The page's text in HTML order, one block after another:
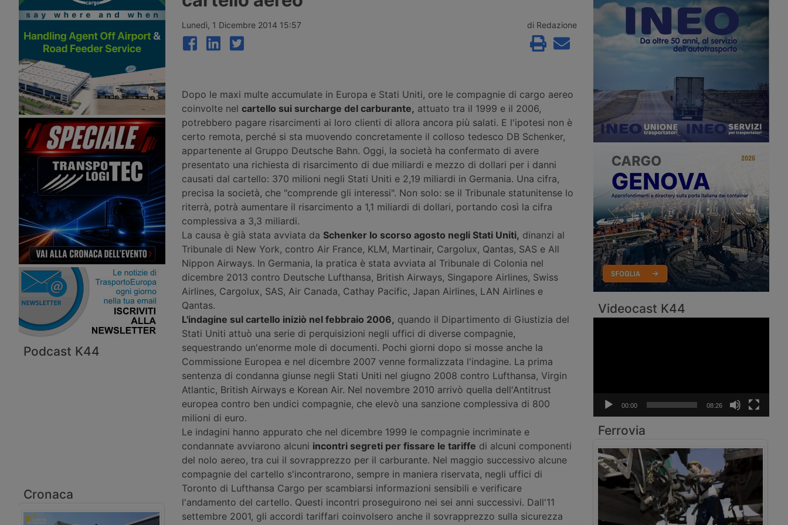
secondo mese consecutivo. Secondo
Xeneta il mercato affronta una
seconda metà del 2026 più debole,
con pochi segnali di stagione di
punta.
subito dopo ha urtato un oggetto
non identificato ed è atterrato
danneggiato ad Hannover. La polizia
indaga per sabotaggio.
crescita dei vettori mediorientali,
Nord e frenato dal fenomeno
dell’aviocamionato verso i grandi hub
del Nord Europa. La strategia punta
su digitalizzazione doganale,
cargocity e intermodalità ferroviaria.
Podcast K44
Cronaca
Lunedì, 1 Dicembre 2014 15:57 di Redazione
Dopo le maxi multe accumulate in Europa e Stati Uniti, ore le compagnie di cargo aereo
coinvolte nel cartello sui surcharge del carburante, attuato tra il 1999 e il 2006,
potrebbero pagare risarcimenti ai loro clienti di allora ancora più salati. E l'ipotesi non è
certo remota, perché si sta muovendo concretamente il colloso tedesco DB Schenker,
appartenente al Gruppo Deutsche Bahn. Oggi, la società ha confermato di avere
presentato una richiesta di risarcimento di due miliardi e mezzo di dollari per i danni
causati dal cartello: 370 milioni negli Stati Uniti e 2,19 miliardi in Germania. Una cifra,
precisa la società, che "comprende gli interessi". Non solo: se il Tribunale statunitense lo
riterrà, potrà aumentare il risarcimento a 1,1 miliardi di dollari, portando così la cifra
complessiva a 3,3 miliardi.
La causa è già stata avviata da Schenker lo scorso agosto negli Stati Uniti, dinanzi al
Tribunale di New York, contro Air France, KLM, Martinair, Cargolux, Qantas, SAS e All
Nippon Airways. In Germania, la pratica è stata avviata al Tribunale di Colonia nel
dicembre 2013 contro Deutsche Lufthansa, British Airways, Singapore Airlines, Swiss
Airlines, Cargolux, SAS, Air Canada, Cathay Pacific, Japan Airlines, LAN Airlines e
Qantas.
L'indagine sul cartello iniziò nel febbraio 2006, quando il Dipartimento di Giustizia del
Stati Uniti attuò una serie di perquisizioni negli uffici di diverse compagnie,
sequestrando un'enorme mole di documenti. Pochi giorni dopo si mosse anche la
Commissione Europea e nel dicembre 2007 venne formalizzata l'indagine. La prima
sentenza di condanna giunse negli Stati Uniti nel giugno 2008 contro Lufthansa, Virgin
Atlantic, British Airways e Korean Air. Nel novembre 2010 arrivò quella dell'Antitrust
europea contro ben undici compagnie, che elevò una sanzione complessiva di 800
milioni di euro.
Le indagini hanno appurato che nel dicembre 1999 le compagnie incriminate e
condannate avviarono alcuni incontri segreti per fissare le tariffe di alcuni componenti
del nolo aereo, tra cui il sovrapprezzo per il carburante. Nel maggio successivo alcune
compagnie del cartello s'incontrarono, sempre in maniera riservata, negli uffici di
Toronto di Lufthansa Cargo per scambiarsi informazioni sensibili e verificare
l'andamento del cartello. Questi incontri proseguirono nei sei anni successivi. Dall'11
settembre 2001, gli accordi tariffari coinvolsero anche il sovrapprezzo sulla sicurezza
Videocast K44
00:00 08:26
Ferrovia